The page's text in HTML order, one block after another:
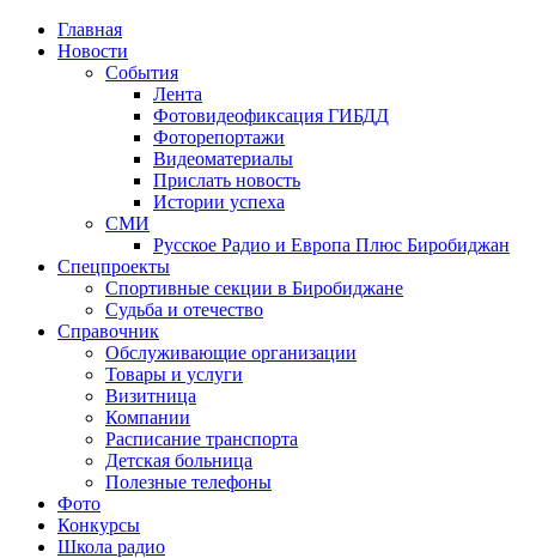
Главная
Новости
События
Лента
Фотовидеофиксация ГИБДД
Фоторепортажи
Видеоматериалы
Прислать новость
Истории успеха
СМИ
Русское Радио и Европа Плюс Биробиджан
Спецпроекты
Спортивные секции в Биробиджане
Судьба и отечество
Справочник
Обслуживающие организации
Товары и услуги
Визитница
Компании
Расписание транспорта
Детская больница
Полезные телефоны
Фото
Конкурсы
Школа радио